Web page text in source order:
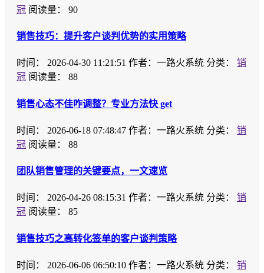
冠 阅读量： 90
销售技巧：提升客户谈判优势的实用策略
时间： 2026-04-30 11:21:51 作者：一路火系统 分类： 销
冠 阅读量： 88
销售心态不佳咋调整？专业方法快 get
时间： 2026-06-18 07:48:47 作者：一路火系统 分类： 销
冠 阅读量： 88
团队销售管理的关键要点，一文速览
时间： 2026-04-26 08:15:31 作者：一路火系统 分类： 销
冠 阅读量： 85
销售技巧之高转化签单的客户谈判策略
时间： 2026-06-06 06:50:10 作者：一路火系统 分类： 销